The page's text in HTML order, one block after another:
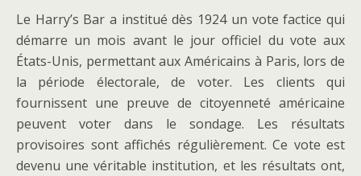
Le Harry’s Bar a institué dès 1924 un vote factice qui
démarre un mois avant le jour officiel du vote aux
États-Unis, permettant aux Américains à Paris, lors de
la période électorale, de voter. Les clients qui
fournissent une preuve de citoyenneté américaine
peuvent voter dans le sondage. Les résultats
provisoires sont affichés régulièrement. Ce vote est
devenu une véritable institution, et les résultats ont,